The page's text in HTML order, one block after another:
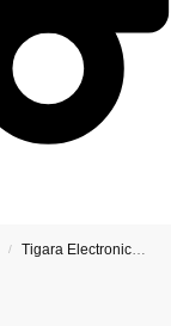
/ Tigara Electronica cu 600 de Pufuri (Include opțiuni cu nicotină și fără nicotină Reduceri)